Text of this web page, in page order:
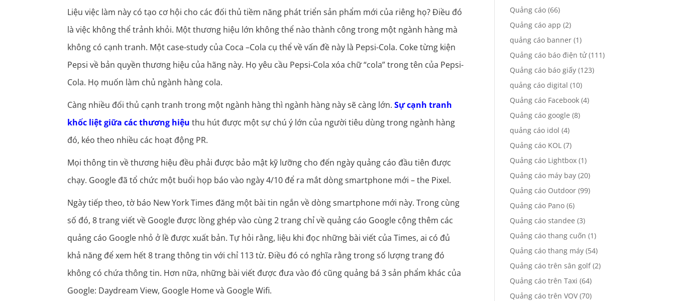
Liệu việc làm này có tạo cơ hội cho các đối thủ tiềm năng phát triển sản phẩm mới của riêng họ? Điều đó
là việc không thể trảnh khỏi. Một thương hiệu lớn không thể nào thành công trong một ngành hàng mà
không có cạnh tranh. Một case-study của Coca –Cola cụ thể về vấn đề này là Pepsi-Cola. Coke từng kiện
Pepsi về bản quyền thương hiệu của hãng này. Họ yêu cầu Pepsi-Cola xóa chữ “cola” trong tên của Pepsi-
Cola. Họ muốn làm chủ ngành hàng cola.
Càng nhiều đối thủ cạnh tranh trong một ngành hàng thì ngành hàng này sẽ càng lớn.Sự cạnh tranh
khốc liệt giữa các thương hiệu thu hút được một sự chú ý lớn của người tiêu dùng trong ngành hàng
đó, kéo theo nhiều các hoạt động PR.
Mọi thông tin về thương hiệu đều phải được bảo mật kỹ lưỡng cho đến ngày quảng cáo đầu tiên được
chạy. Google đã tổ chức một buổi họp báo vào ngày 4/10 để ra mắt dòng smartphone mới – the Pixel.
Ngày tiếp theo, tờ báo New York Times đăng một bài tin ngắn về dòng smartphone mới này. Trong cùng
số đó, 8 trang viết về Google được lồng ghép vào cùng 2 trang chỉ về quảng cáo Google cộng thêm các
quảng cáo Google nhỏ ở lề được xuất bản. Tự hỏi rằng, liệu khi đọc những bài viết của Times, ai có đủ
khả năng để xem hết 8 trang thông tin với chỉ 113 từ. Điều đó có nghĩa rằng trong số lượng trang đó
không có chứa thông tin. Hơn nữa, những bài viết được đưa vào đó cũng quảng bá 3 sản phẩm khác của
Google: Daydream View, Google Home và Google Wifi.
Quảng cáo (66)
Quảng cáo app (2)
quảng cáo banner (1)
Quảng cáo báo điện tử(111)
Quảng cáo báo giấy (123)
quảng cáo digital (10)
Quảng cáo Facebook (4)
Quảng cáo google (8)
quảng cáo idol (4)
Quảng cáo KOL (7)
Quảng cáo Lightbox (1)
Quảng cáo máy bay (20)
Quảng cáo Outdoor (99)
Quảng cáo Pano (6)
Quảng cáo standee (3)
Quảng cáo thang cuốn (1)
Quảng cáo thang máy (54)
Quảng cáo trên sân golf(2)
Quảng cáo trên Taxi (64)
Quảng cáo trên VOV(70)